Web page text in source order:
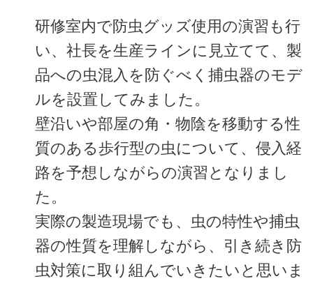
研修室内で防虫グッズ使用の演習も行
い、社長を生産ラインに見立てて、製
品への虫混入を防ぐべく捕虫器のモデ
ルを設置してみました。
壁沿いや部屋の角・物陰を移動する性
質のある歩行型の虫について、侵入経
路を予想しながらの演習となりまし
た。
実際の製造現場でも、虫の特性や捕虫
器の性質を理解しながら、引き続き防
虫対策に取り組んでいきたいと思いま